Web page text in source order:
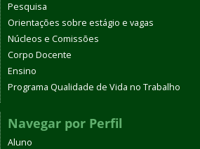
Pesquisa
Orientações sobre estágio e vagas
Núcleos e Comissões
Corpo Docente
Ensino
Programa Qualidade de Vida no Trabalho
Navegar por Perfil
Aluno